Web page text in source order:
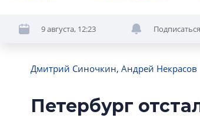
9 августа, 12:23 Подписаться
Дмитрий Синочкин, Андрей Некрасов
Петербург